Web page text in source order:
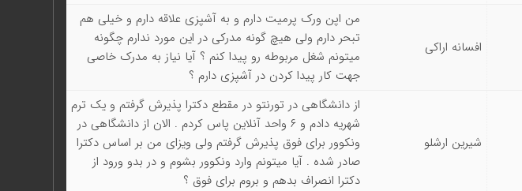
افسانه اراکی
من اپن ورک پرمیت دارم و به آشپزی علاقه دارم و خیلی هم
تبحر دارم ولی هیچ گونه مدرکی در این مورد ندارم چگونه
میتونم شغل مربوطه رو پیدا کنم ؟ آیا نیاز به مدرک خاصی
جهت کار پیدا کردن در آشپزی دارم ؟
شیرین ارشلو
از دانشگاهی در تورنتو در مقطع دکترا پذیرش گرفتم و یک ترم
شهریه دادم و ۶ واحد آنلاین پاس کردم . الان از دانشگاهی در
ونکوور برای فوق پذیرش گرفتم ولی ویزای من بر اساس دکترا
صادر شده . آیا میتونم وارد ونکوور بشوم و در بدو ورود از
دکترا انصراف بدهم و بروم برای فوق ؟